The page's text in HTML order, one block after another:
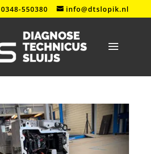
0348-550380 info@dtslopik.nl